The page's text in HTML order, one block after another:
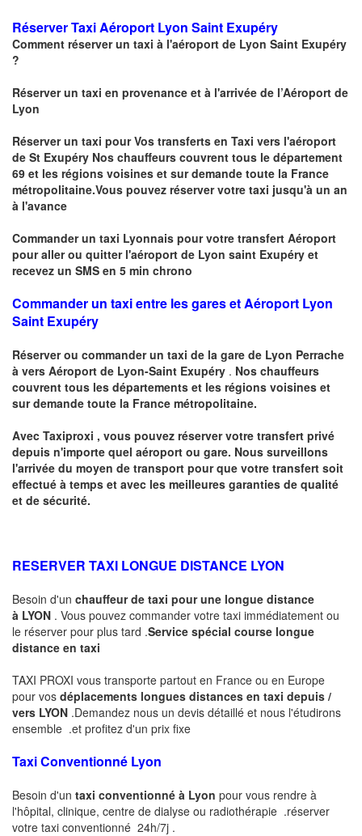
Réserver Taxi Aéroport Lyon Saint Exupéry
Comment réserver un taxi à l'aéroport de Lyon Saint Exupéry
?
Réserver un taxi en provenance et à l'arrivée de l’Aéroport de
Lyon
Réserver un taxi pour Vos transferts en Taxi vers l'aéroport
de St Exupéry Nos chauffeurs couvrent tous le département
69 et les régions voisines et sur demande toute la France
métropolitaine.Vous pouvez réserver votre taxi jusqu'à un an
à l'avance
Commander un taxi Lyonnais pour votre transfert Aéroport
pouraller ou quitter l'aéroport de Lyon saint Exupéry et
recevez un SMS en 5 min chrono
Commander un taxi entre les gares et Aéroport Lyon
Saint Exupéry
Réserver ou commander un taxi de la gare de Lyon Perrache
à vers Aéroport de Lyon-Saint Exupéry . Nos chauffeurs
couvrent tous les départements et les régions voisines et
sur demande toute la France métropolitaine.
Avec Taxiproxi , vous pouvez réserver votre transfert privé
depuis n'importe quel aéroport ou gare. Nous surveillons
l'arrivée du moyen de transport pour que votre transfert soit
effectué à temps et avec les meilleures garanties de qualité
et de sécurité.
RESERVER TAXI LONGUE DISTANCE LYON
Besoin d'un chauffeur de taxi pour une longue distance
à LYON . Vous pouvez commander votre taxi immédiatement ou
le réserver pour plus tard .Service spécial course longue
distance en taxi
TAXI PROXI vous transporte partout en France ou en Europe
pour vos déplacements longues distances en taxi depuis /
vers LYON .Demandez nous un devis détaillé et nous l'étudirons
ensemble .et profitez d'un prix fixe
Taxi Conventionné Lyon
Besoin d'un taxi conventionné à Lyon pour vous rendre à
l'hôpital, clinique, centre de dialyse ou radiothérapie .réserver
votre taxi conventionné 24h/7j .